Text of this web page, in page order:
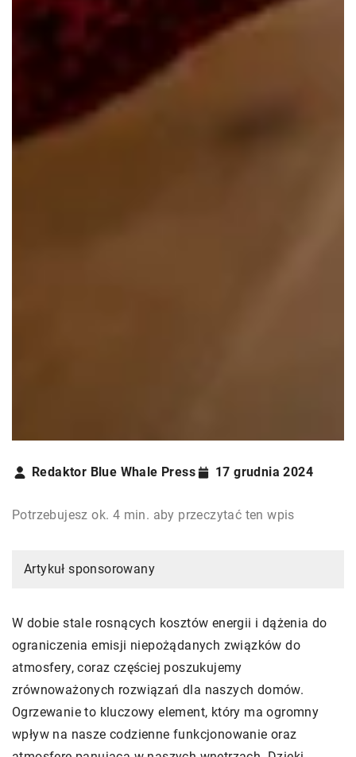
Redaktor Blue Whale Press 17 grudnia 2024
Potrzebujesz ok. 4 min. aby przeczytać ten wpis
Artykuł sponsorowany
W dobie stale rosnących kosztów energii i dążenia do
ograniczenia emisji niepożądanych związków do
atmosfery, coraz częściej poszukujemy
zrównoważonych rozwiązań dla naszych domów.
Ogrzewanie to kluczowy element, który ma ogromny
wpływ na nasze codzienne funkcjonowanie oraz